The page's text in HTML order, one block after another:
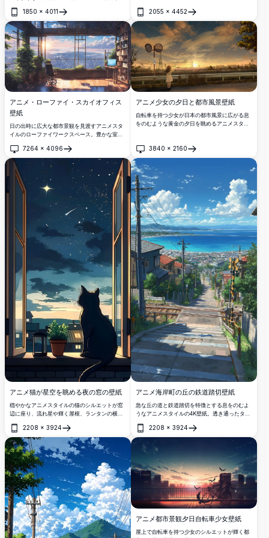
がシルエットになって立っており、魅惑的な都
市の風景を作り出します。鮮やかな色彩と詳細
な明瞭さでデスクトップやモバイル画面を強化
するのに最適です。自然愛好家、そしてユニー
クで高品質なバックグラウンドを探している
人々に最適です。
1850 × 4011
開く
え立ち、この画像は都市の美しさの本質を捉え
ています。デスクトップやモバイル画面に最適
で、鮮明なディテールと鮮やかな色彩を提供
し、どんなデバイスにも見事な視覚的魅力を加
えます。
2055 × 4452
開く
アニメ・ローファイ・スカイオフィス
壁紙
日の出時に広大な都市景観を見渡すアニメスタ
イルのローファイワークスペース。豊かな室内
光るモニターが、勉強やリラックスに最適な穏
やかで生産的な雰囲気を演出します。
7264 × 4096
開く
アニメ少女の夕日と都市風景壁紙
自転車を持つ少女が日本の都市風景に広がる息
をのむような黄金の夕日を眺めるアニメスタイ
出しています。
3840 × 2160
開く
アニメ猫が星空を眺める夜の窓の壁紙
穏やかなアニメスタイルの猫のシルエットが窓
辺に座り、流れ星や輝く屋根、ランタンの横に
の星空を眺めています。
2208 × 3924
開く
アニメ海岸町の丘の鉄道踏切壁紙
急な丘の道と鉄道踏切を特徴とする息をのむよ
うなアニメスタイルの4K壁紙。透き通ったター
活気あふれる海岸町を見渡せます。
2208 × 3924
開く
アニメ都市景観夕日自転車少女壁紙
屋上で自転車を持つ少女のシルエットが輝く都